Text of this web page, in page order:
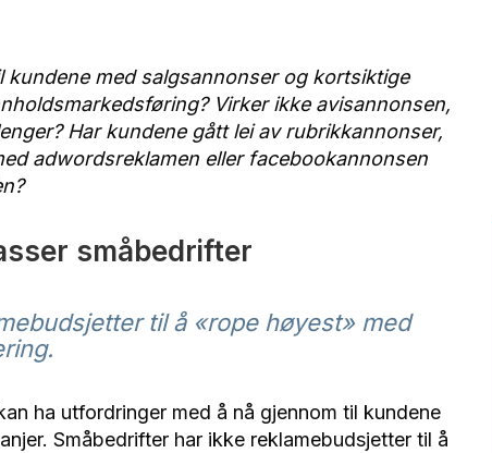
med salgsannonser og kortsiktige
Virker ikke avisannonsen,
Har kundene gått lei av rubrikkannonser,
adwordsreklamen eller facebookannonsen
småbedrifter
til å «rope høyest» med
ha utfordringer med å nå gjennom til kundene
Småbedrifter har ikke reklamebudsjetter til å